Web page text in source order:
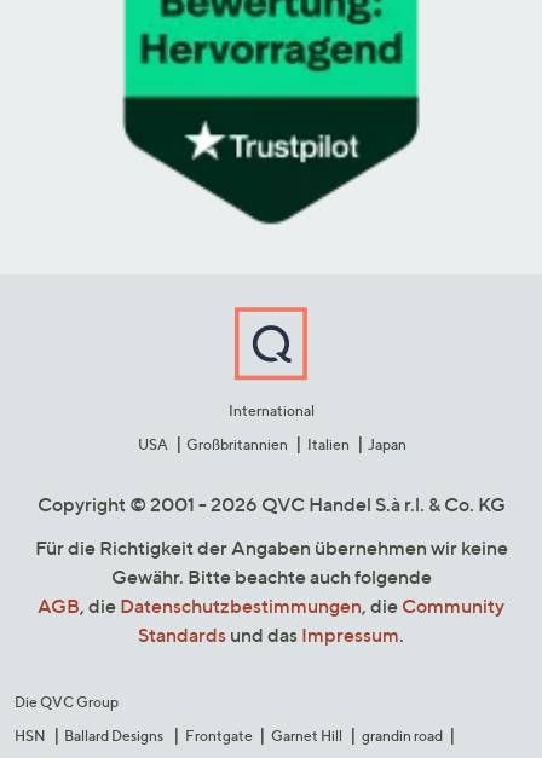
International
USA
Großbritannien Italien Japan
Copyright © 2001 - 2026 QVC Handel S.à r.l. & Co. KG
Für die Richtigkeit der Angaben übernehmen wir keine
Gewähr. Bitte beachte auch folgende
AGB, die Datenschutzbestimmungen, die Community
Standards und das Impressum.
Die QVC Group
HSN
Ballard Designs Frontgate Garnet Hill
grandin road